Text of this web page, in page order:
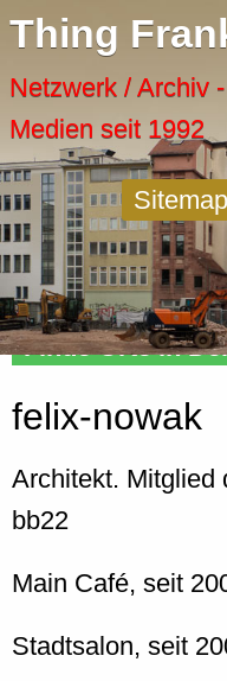
Thing
Netzwerk / Archiv
Medien seit 1992
Sitemap
Finde Orte in
felix-nowak
Architekt. Mitglied
bb22
Main Café, seit
Stadtsalon, seit
Menu
Artspaces
Cool Places
Frankfurt
Activity
Recent Posts
Home